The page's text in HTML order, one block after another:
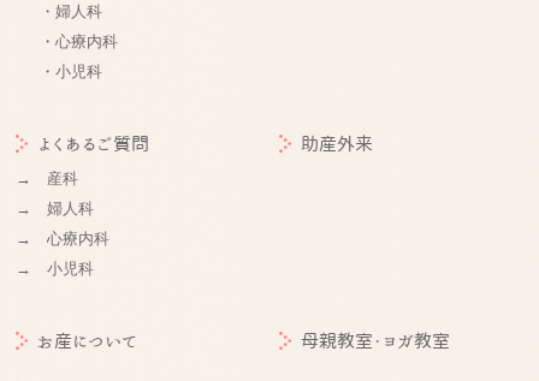
・婦人科
・心療内科
・小児科
よくあるご質問
→ 産科
→ 婦人科
→ 心療内科
→ 小児科
助産外来
お産について 母親教室・ヨガ教室